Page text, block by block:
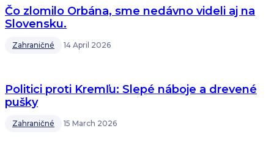
Čo zlomilo Orbána, sme nedávno videli aj na
Slovensku.
Zahraničné 14 April 2026
Politici proti Kremľu: Slepé náboje a drevené
pušky
Zahraničné 15 March 2026